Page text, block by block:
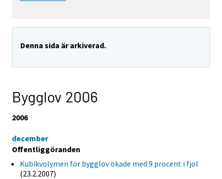
Denna sida är arkiverad.
Bygglov 2006
2006
december
Offentliggöranden
Kubikvolymen för bygglov ökade med 9 procent i fjol
(23.2.2007)